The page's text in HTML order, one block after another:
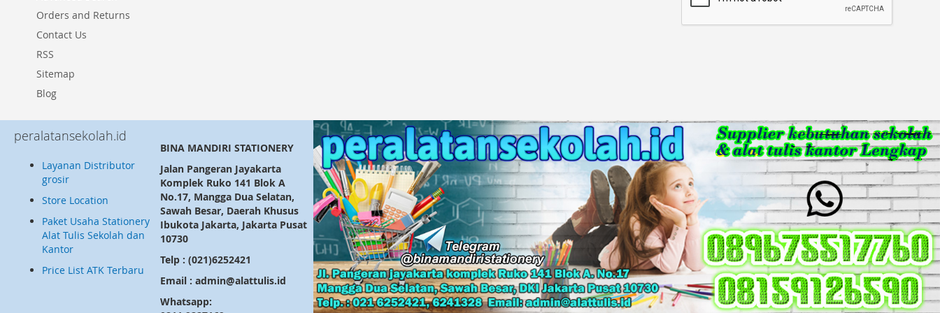
Newsletter:
Orders and Returns
Contact Us
RSS
Sitemap
Blog
peralatansekolah.id
Layanan Distributor
grosir
Store Location
Paket Usaha Stationery
Alat Tulis Sekolah dan
Kantor
Price List ATK Terbaru
BINA MANDIRI STATIONERY
Jalan Pangeran Jayakarta
Komplek Ruko 141 Blok A
No.17, Mangga Dua Selatan,
Sawah Besar, Daerah Khusus
Ibukota Jakarta, Jakarta Pusat
10730
Telp : (021)6252421
Email : admin@alattulis.id
Whatsapp: